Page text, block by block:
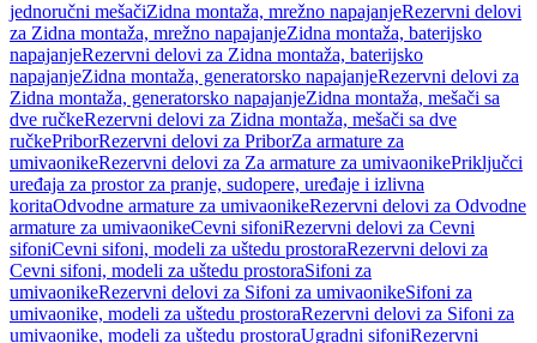
jednoručni mešačiZidna montaža, mrežno napajanjeRezervni delovi
za Zidna montaža, mrežno napajanjeZidna montaža, baterijsko
napajanjeRezervni delovi za Zidna montaža, baterijsko
napajanjeZidna montaža, generatorsko napajanjeRezervni delovi za
Zidna montaža, generatorsko napajanjeZidna montaža, mešači sa
dve ručkeRezervni delovi za Zidna montaža, mešači sa dve
ručkePriborRezervni delovi za PriborZa armature za
umivaonikeRezervni delovi za Za armature za umivaonikePriključci
uređaja za prostor za pranje, sudopere, uređaje i izlivna
koritaOdvodne armature za umivaonikeRezervni delovi za Odvodne
armature za umivaonikeCevni sifoniRezervni delovi za Cevni
sifoniCevni sifoni, modeli za uštedu prostoraRezervni delovi za
Cevni sifoni, modeli za uštedu prostoraSifoni za
umivaonikeRezervni delovi za Sifoni za umivaonikeSifoni za
umivaonike, modeli za uštedu prostoraRezervni delovi za Sifoni za
umivaonike, modeli za uštedu prostoraUgradni sifoniRezervni